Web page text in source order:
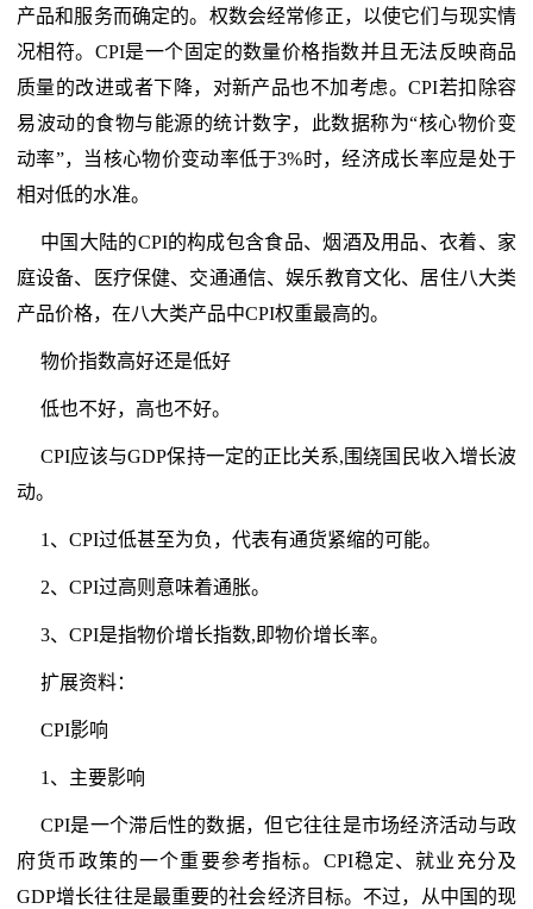
产品和服务而确定的。权数会经常修正，以使它们与现实情
况相符。CPI是一个固定的数量价格指数并且无法反映商品
质量的改进或者下降，对新产品也不加考虑。CPI若扣除容
易波动的食物与能源的统计数字，此数据称为“核心物价变
动率”，当核心物价变动率低于3%时，经济成长率应是处于
相对低的水准。
中国大陆的CPI的构成包含食品、烟酒及用品、衣着、家
庭设备、医疗保健、交通通信、娱乐教育文化、居住八大类
产品价格，在八大类产品中CPI权重最高的。
物价指数高好还是低好
低也不好，高也不好。
CPI应该与GDP保持一定的正比关系,围绕国民收入增长波
动。
1、CPI过低甚至为负，代表有通货紧缩的可能。
2、CPI过高则意味着通胀。
3、CPI是指物价增长指数,即物价增长率。
扩展资料：
CPI影响
1、主要影响
CPI是一个滞后性的数据，但它往往是市场经济活动与政
府货币政策的一个重要参考指标。CPI稳定、就业充分及
GDP增长往往是最重要的社会经济目标。不过，从中国的现